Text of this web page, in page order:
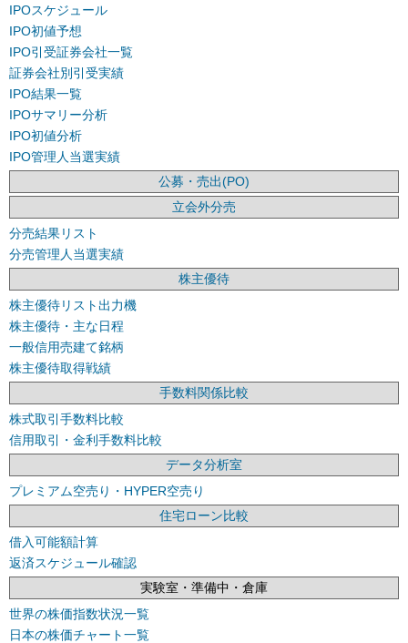
IPOスケジュール
IPO初値予想
IPO引受証券会社一覧
証券会社別引受実績
IPO結果一覧
IPOサマリー分析
IPO初値分析
IPO管理人当選実績
公募・売出(PO)
立会外分売
分売結果リスト
分売管理人当選実績
株主優待
株主優待リスト出力機
株主優待・主な日程
一般信用売建て銘柄
株主優待取得戦績
手数料関係比較
株式取引手数料比較
信用取引・金利手数料比較
データ分析室
プレミアム空売り・HYPER空売り
住宅ローン比較
借入可能額計算
返済スケジュール確認
実験室・準備中・倉庫
世界の株価指数状況一覧
日本の株価チャート一覧